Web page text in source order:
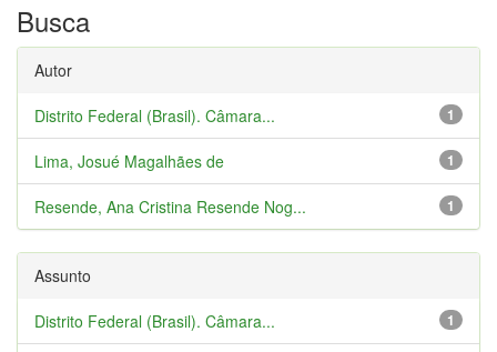
Busca
Autor
1
Distrito Federal (Brasil). Câmara...
1
Lima, Josué Magalhães de
1
Resende, Ana Cristina Resende Nog...
Assunto
1
Distrito Federal (Brasil). Câmara...